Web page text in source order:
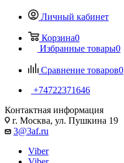
Личный кабинет
Корзина0
Избранные товары0
Сравнение товаров0
+74722371646
Контактная информация
г. Москва, ул. Пушкина 19
3@3af.ru
Viber